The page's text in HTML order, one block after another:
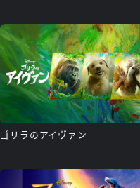
ゴリラのアイヴァン